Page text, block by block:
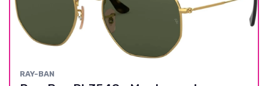
RAY-BAN